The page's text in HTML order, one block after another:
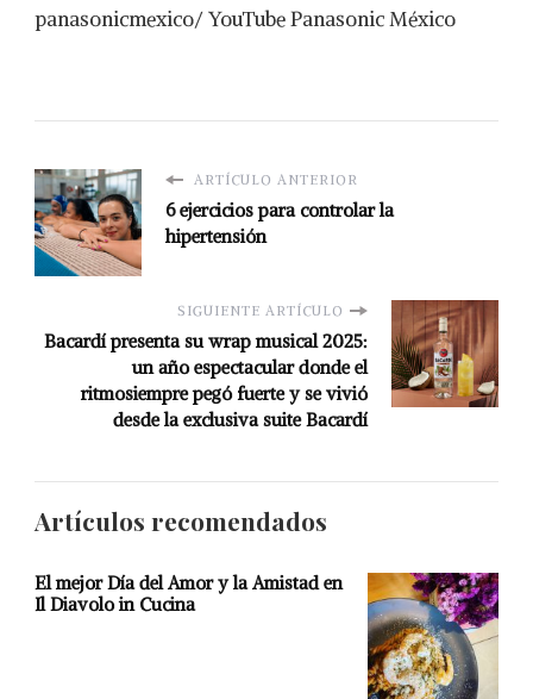
panasonicmexico/ YouTube Panasonic México
ARTÍCULO ANTERIOR
6 ejercicios para controlar la
hipertensión
SIGUIENTE ARTÍCULO
Bacardí presenta su wrap musical 2025:
un año espectacular donde el
ritmosiempre pegó fuerte y se vivió
desde la exclusiva suite Bacardí
Artículos recomendados
El mejor Día del Amor y la Amistad en
Il Diavolo in Cucina